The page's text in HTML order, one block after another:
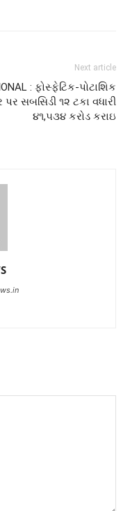
Next article
: ફોસ્ફેટિક-પોટાશિક
પર સબસિડી ૧૨ ટકા વધારી
૪૧,૫૩૪ કરોડ કરાઇ